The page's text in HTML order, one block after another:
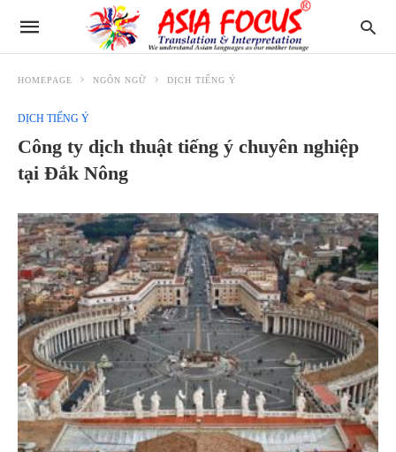
HOMEPAGE NGÔN NGỮ DỊCH TIẾNG Ý
DỊCH TIẾNG Ý
Công ty dịch thuật tiếng ý chuyên nghiệp
tại Đắk Nông